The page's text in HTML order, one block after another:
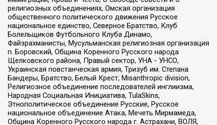
религиозных объединениях, Омская организация
общественного политического движения Русское
национальное единство, Северное Братство, Клуб
Болельщиков Футбольного Клуба Динамо,
Файзрахманисты, Мусульманская религиозная организация
п. Боровский, Община Коренного Русского народа
Щелковского района, Правый сектор, УНА - УНСО,
Украинская повстанческая армия, Тризуб им. Степана
Бандеры, Братство, Белый Крест, Misanthropic division,
Религиозное объединение последователей инглиизма,
Народная Социальная Инициатива, TulaSkins,
Этнополитическое объединение Русские, Русское
национальное объединение Атака, Мечеть Мирмамеда,
Община Коренного Русского народа г. Астрахани, ВОЛЯ,